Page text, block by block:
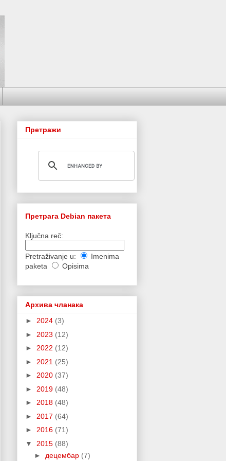
Претражи
Претрага Debian пакета
Ključna reč:
Pretraživanje u:
Imenima
paketa
Opisima
Архива чланака
► 2024 (3)
► 2023 (12)
► 2022 (12)
► 2021 (25)
► 2020 (37)
► 2019 (48)
► 2018 (48)
► 2017 (64)
► 2016 (71)
▼ 2015 (88)
► децембар (7)